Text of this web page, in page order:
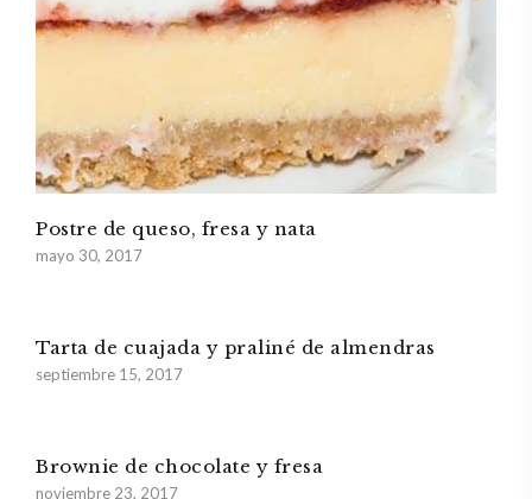
Postre de queso, fresa y nata
mayo 30, 2017
Tarta de cuajada y praliné de almendras
septiembre 15, 2017
Brownie de chocolate y fresa
noviembre 23, 2017